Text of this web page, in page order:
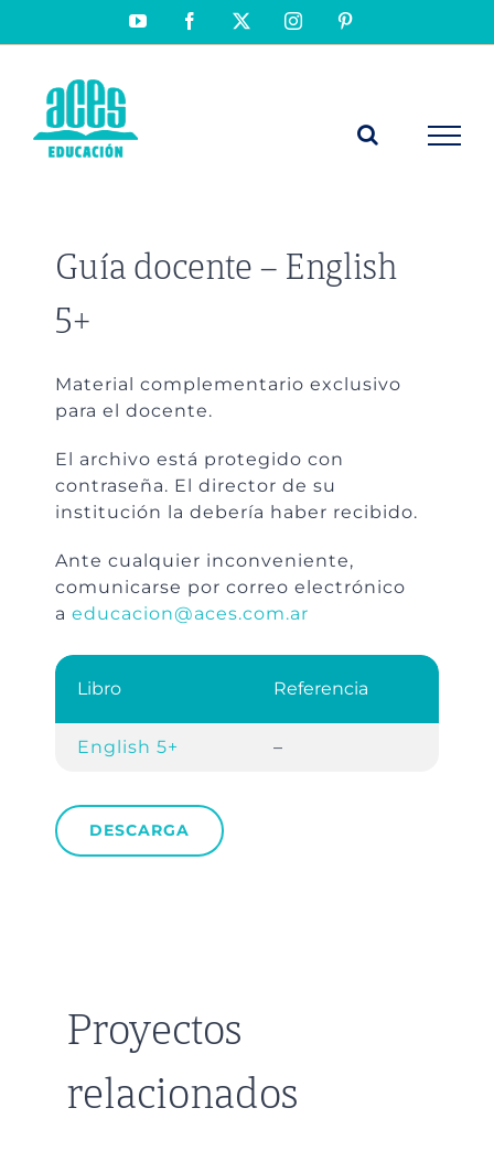
YouTubeFacebook Instagram
Guía docente – English
5+
Material complementario exclusivo
para el docente.
El archivo está protegido con
contraseña. El director de su
institución la debería haber recibido.
Ante cualquier inconveniente,
comunicarse por correo electrónico
a educacion@aces.com.ar
Libro Referencia
English 5+ –
DESCARGA
Proyectos
relacionados